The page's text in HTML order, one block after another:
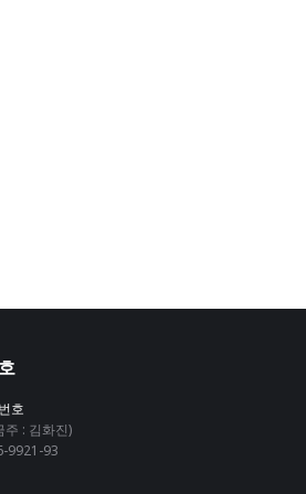
호
주 : 김화진)
9921-93